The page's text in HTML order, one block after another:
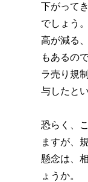
下がって
でしょう
高が減る
もあるの
ラ売り規
与したと
恐らく、
ますが、
懸念は、
ょうか。